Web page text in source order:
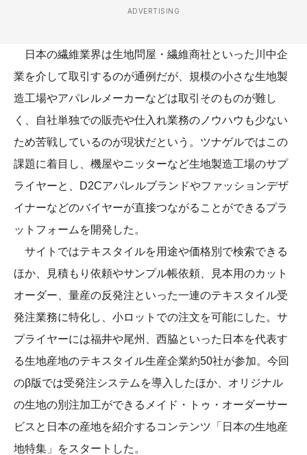
ADVERTISING
日本の繊維業界は生地問屋・繊維商社といった川中企
業を介して取引するのが通例だが、規模の小さな生地製
造工場やアパレルメーカーなどは取引そのものが難し
く、自社単独での販売や仕入れ業務のノウハウも少ない
ため苦戦しているのが現状だという。ツナゲルではこの
課題に着目し、機屋やニッターなど生地製造工場のサプ
ライヤーと、D2Cアパレルブランドやファッションデザ
イナーなどのバイヤーが直接つながることができるプラ
ットフォームを開発した。
サイトではテキスタイルを用途や価格別で検索できる
ほか、見積もり依頼やサンプル帳依頼、見本用のカット
オーダー、量産の反発注といった一連のテキスタイル受
発注業務に特化し、小ロットでの注文を可能にした。サ
プライヤーには福井や尾州、西脇といった日本を代表す
る生地産地のテキスタイル生産企業約50社が参加。今回
のβ版では受発注システムを導入したほか、オリジナル
の生地の別注加工ができるメイド・トゥ・オーダーサー
ビスと日本の産地を紹介するコンテンツ「日本の生地産
地特集」をスタートした。